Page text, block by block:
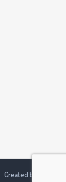
Created by NEVPIX